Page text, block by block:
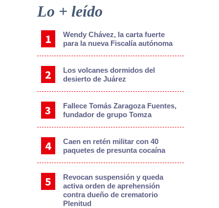
Sidebar
Lo + leído
Wendy Chávez, la carta fuerte
para la nueva Fiscalía autónoma
Los volcanes dormidos del
desierto de Juárez
Fallece Tomás Zaragoza Fuentes,
fundador de grupo Tomza
Caen en retén militar con 40
paquetes de presunta cocaína
Revocan suspensión y queda
activa orden de aprehensión
contra dueño de crematorio
Plenitud